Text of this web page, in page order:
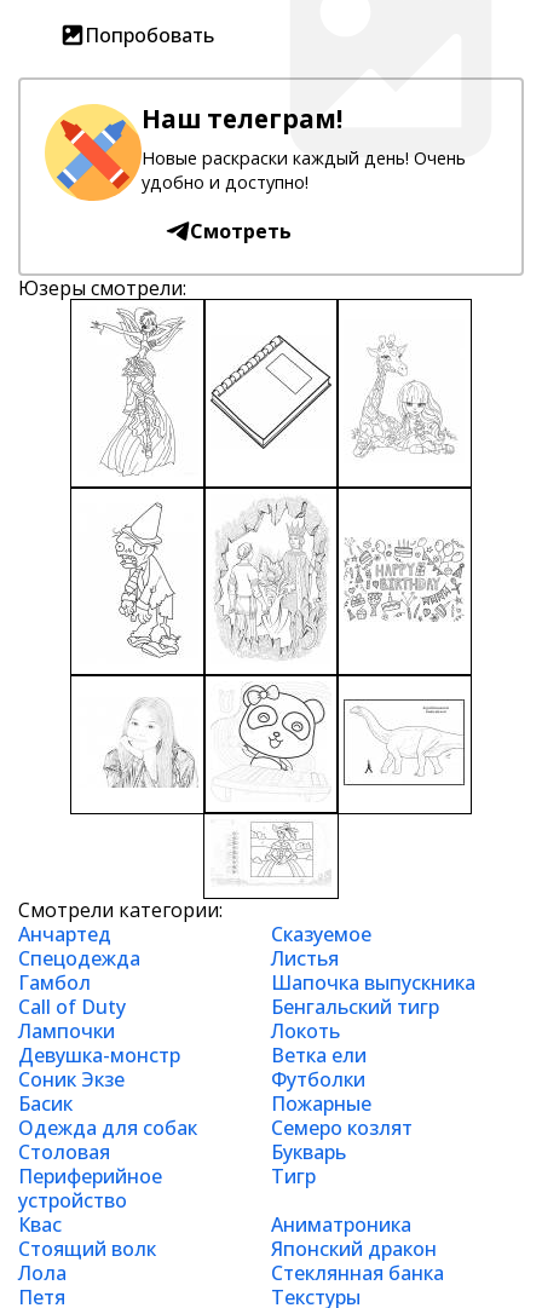
Попробовать
Наш телеграм!
Новые раскраски каждый день! Очень
удобно и доступно!
Смотреть
Юзеры смотрели:
Смотрели категории:
Анчартед
Сказуемое
Спецодежда
Листья
Гамбол
Шапочка выпускника
Call of Duty
Бенгальский тигр
Лампочки
Локоть
Девушка-монстр
Ветка ели
Соник Экзе
Футболки
Басик
Пожарные
Одежда для собак
Семеро козлят
Столовая
Букварь
Периферийное
устройство
Тигр
Квас
Аниматроника
Стоящий волк
Японский дракон
Лола
Стеклянная банка
Петя
Текстуры